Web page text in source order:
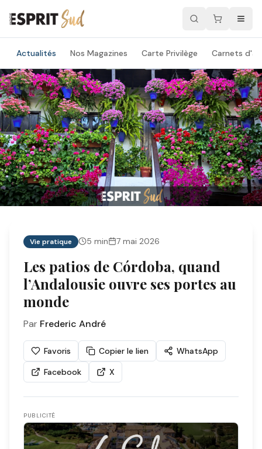
Actualités Nos Magazines Carte Privilège Carnets
Vie pratique 5 min 7 mai 2026
Les patios de Córdoba, quand
l’Andalousie ouvre ses portes au
monde
Par Frederic André
Favoris Copier le lien
WhatsApp
Facebook
X
PUBLICITÉ